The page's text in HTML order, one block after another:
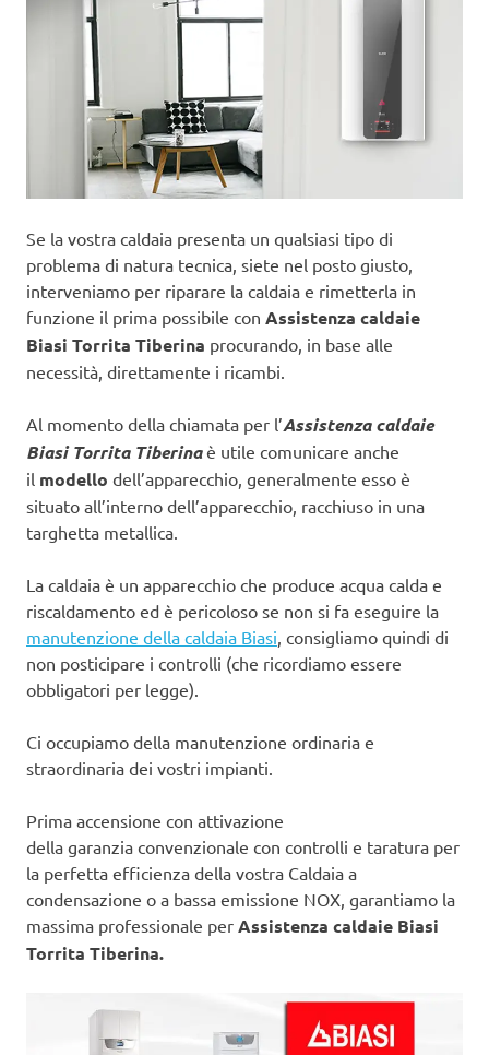
Se la vostra caldaia presenta un qualsiasi tipo di
problema di natura tecnica, siete nel posto giusto,
interveniamo per riparare la caldaia e rimetterla in
funzione il prima possibile con Assistenza caldaie
Biasi Torrita Tiberina procurando, in base alle
necessità, direttamente i ricambi.
Al momento della chiamata per l’Assistenza caldaie
Biasi Torrita Tiberinaè utile comunicare anche
il modello dell’apparecchio, generalmente esso è
situato all’interno dell’apparecchio, racchiuso in una
targhetta metallica.
La caldaia è un apparecchio che produce acqua calda e
riscaldamento ed è pericoloso se non si fa eseguire la
manutenzione della caldaia Biasi , consigliamo quindi di
non posticipare i controlli (che ricordiamo essere
obbligatori per legge).
Ci occupiamo della manutenzione ordinaria e
straordinaria dei vostri impianti.
Prima accensione con attivazione
della garanzia convenzionale con controlli e taratura per
la perfetta efficienza della vostra Caldaia a
condensazione o a bassa emissione NOX, garantiamo la
massima professionale per Assistenza caldaie Biasi
Torrita Tiberina.